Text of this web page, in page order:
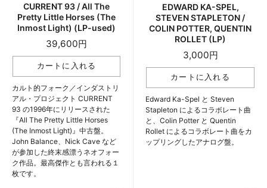
CURRENT 93 / All The
Pretty Little Horses (The
Inmost Light) (LP-used)
39,600円
カルト的フォーク／インダストリ
アル・プロジェクト CURRENT
93 の1996年にリリースされた
『All The Pretty Little Horses
(The Inmost Light)』中古盤。
John Balance、Nick Cave など
が参加した終末感漂うネオフォー
ク作品。最高傑作とも言われる１
枚です。
EDWARD KA-SPEL,
STEVEN STAPLETON /
COLIN POTTER, QUENTIN
ROLLET (LP)
3,000円
Edward Ka-Spel と Steven
Stapleton によるコラボレート曲
と、Colin Potter と Quentin
Rollet によるコラボレート曲をカ
ップリングしたアナログ盤。